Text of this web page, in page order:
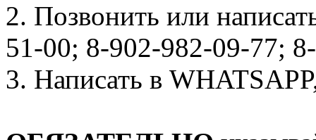
2. Позвонить или
51-00; 8-902-982-09-77;
3. Написать в